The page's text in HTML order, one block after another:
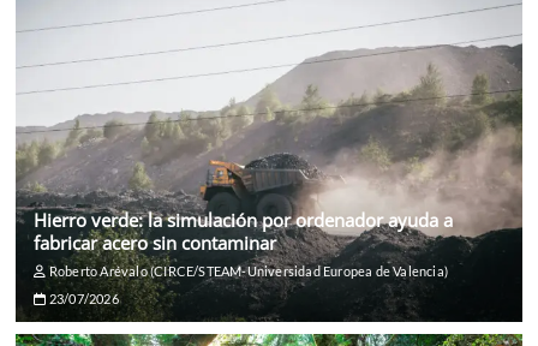
Hierro verde: la simulación por ordenador ayuda a
fabricar acero sin contaminar
Roberto Arévalo (CIRCE/STEAM-Universidad Europea de Valencia)
23/07/2026